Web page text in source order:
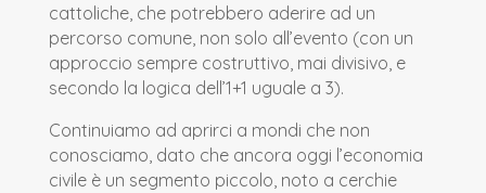
cattoliche, che potrebbero aderire ad un
percorso comune, non solo all’evento (con un
approccio sempre costruttivo, mai divisivo, e
secondo la logica dell’1+1 uguale a 3).
Continuiamo ad aprirci a mondi che non
conosciamo, dato che ancora oggi l’economia
civile è un segmento piccolo, noto a cerchie